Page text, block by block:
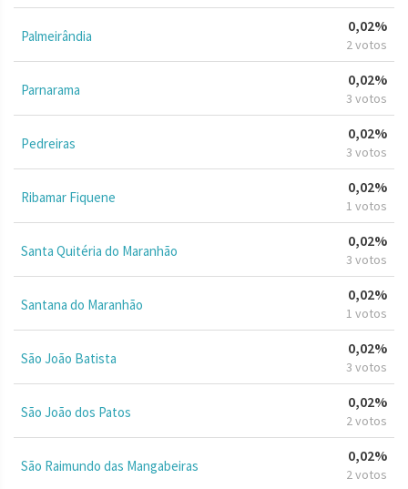
Palmeirândia
0,02%
2 votos
Parnarama
0,02%
3 votos
Pedreiras
0,02%
3 votos
Ribamar Fiquene
0,02%
1 votos
Santa Quitéria do Maranhão
0,02%
3 votos
Santana do Maranhão
0,02%
1 votos
São João Batista
0,02%
3 votos
São João dos Patos
0,02%
2 votos
São Raimundo das Mangabeiras
0,02%
2 votos